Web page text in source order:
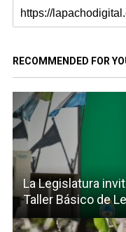
RECOMMENDED FOR
La Legislatura
Taller Básico de